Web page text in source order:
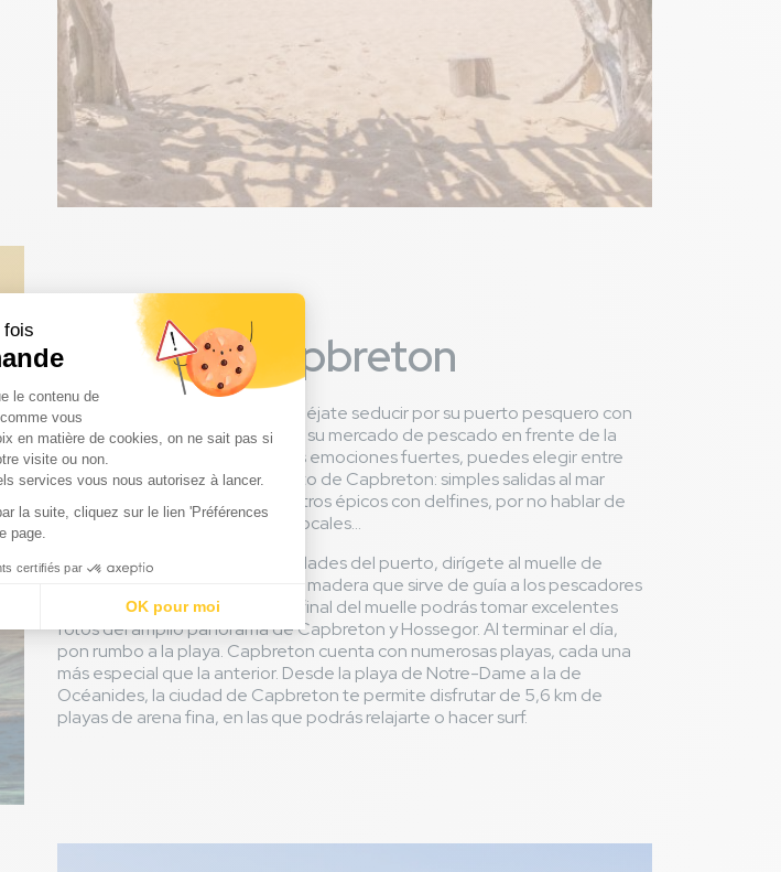
Un día en Capbreton
Cuando llegues a Capbreton, déjate seducir por su puerto pesquero con
numerosos barcos así como por su mercado de pescado en frente de la
Capitanía. Si eres amante de las emociones fuertes, puedes elegir entre
diversas actividades en el puerto de Capbreton: simples salidas al mar
pueden convertirse en encuentros épicos con delfines, por no hablar de
todas las demás posibilidades locales...
Cuando termines con las actividades del puerto, dirígete al muelle de
Capbreton, un largo pontón de madera que sirve de guía a los pescadores
cuando entran en el puerto. Al final del muelle podrás tomar excelentes
fotos del amplio panorama de Capbreton y Hossegor. Al terminar el día,
pon rumbo a la playa. Capbreton cuenta con numerosas playas, cada una
más especial que la anterior. Desde la playa de Notre-Dame a la de
Océanides, la ciudad de Capbreton te permite disfrutar de 5,6 km de
playas de arena fina, en las que podrás relajarte o hacer surf.